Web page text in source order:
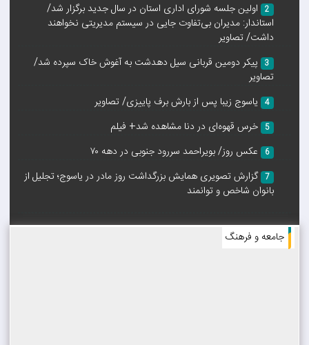
شب شعر انقلابی گچساران برگزار شد/ مدیرکل کتابخانه‌های عمومی
استان: ایرانی‌ها همواره غم را به حماسه تبدیل کرده‌اند
1405/1/21 4:56:36
1405/1/21 2:13:7
شب شعر انقلابی گچساران برگزار شد/ مدیرکل کتابخانه‌های عمومی
استان: ایرانی‌ها همواره غم را به حماسه تبدیل کرده‌اند
2
اولین جلسه شورای اداری استان در سال جدید برگزار شد/
استاندار: مدیران بی‌تفاوت‌ جایی در سیستم مدیریتی نخواهند
داشت/ تصاویر
3
پیکر دومین قربانی سیل دهدشت به آغوش خاک سپرده شد/
تصاویر
4 یاسوج زیبا پس از بارش برف پاییزی/ تصاویر
5 خرس قهوه‌ای در دنا مشاهده شد+ فیلم
6 عکس روز/ بویراحمد سررود جنوبی در دهه ۷۰
7 گزارش تصویری همایش بزرگداشت روز مادر در یاسوج؛ تجلیل از
بانوان شاخص و توانمند
جامعه و فرهنگ‌